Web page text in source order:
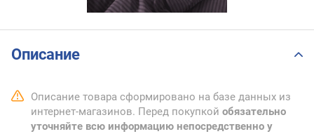
Описание
Описание товара сформировано на базе данных из
интернет-магазинов. Перед покупкой обязательно
уточняйте всю информацию непосредственно у